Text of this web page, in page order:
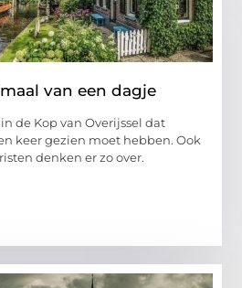
van een dagje
de Kop van Overijssel dat
keer gezien moet hebben. Ook
denken er zo over.